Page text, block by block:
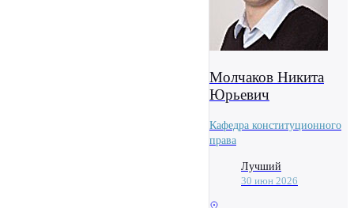
Молчаков Никита
Юрьевич
Кафедра конституционного
права
Лучший
30 июн 2026